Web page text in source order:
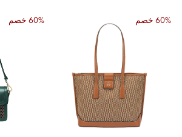
60% خصم 60% خصم